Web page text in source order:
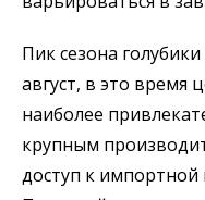
Пик сезона
август, в это время
наиболее
крупным
доступ к